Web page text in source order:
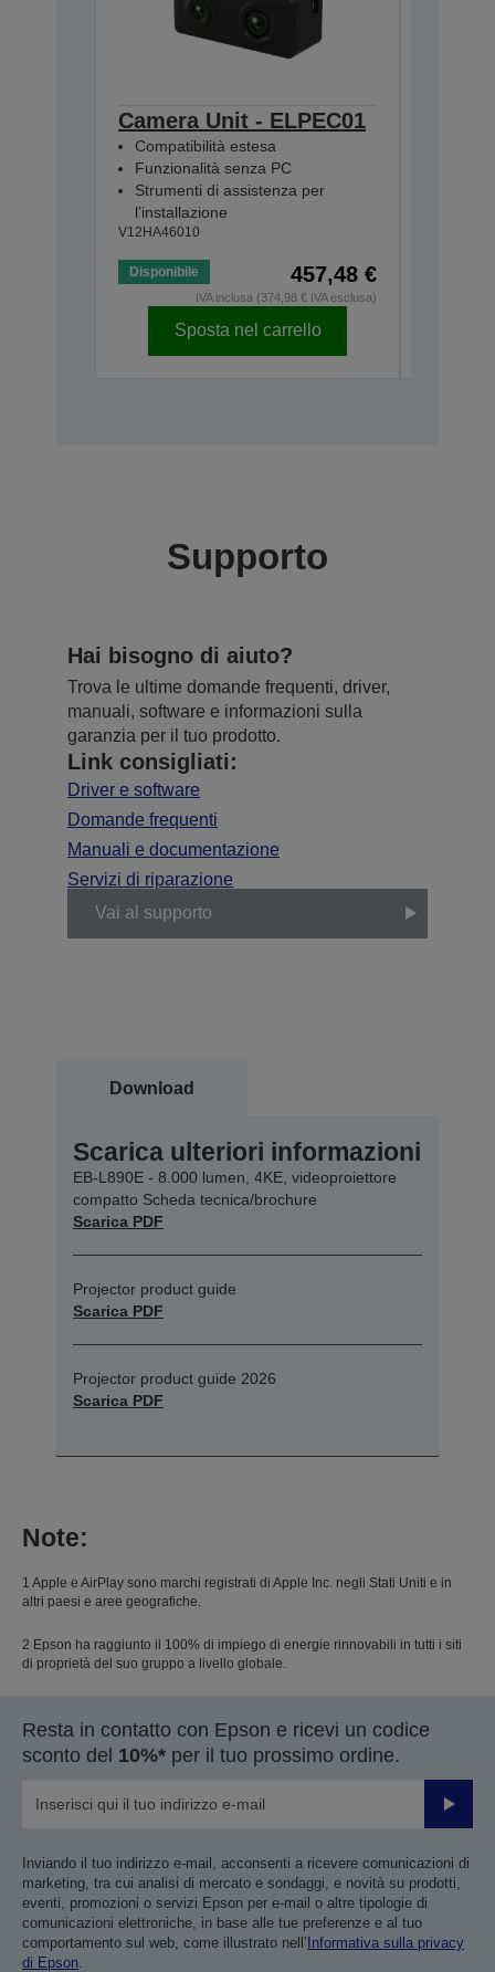
Camera Unit - ELPEC01
Compatibilità estesa
Funzionalità senza PC
Strumenti di assistenza per
l’installazione
V12HA46010
Disponibile 457,48 €
IVA inclusa (374,98 € IVA esclusa)
Sposta nel carrello
Supporto
Hai bisogno di aiuto?
Trova le ultime domande frequenti, driver,
manuali, software e informazioni sulla
garanzia per il tuo prodotto.
Link consigliati:
Driver e software
Domande frequenti
Manuali e documentazione
Servizi di riparazione
Vai al supporto
Download
Scarica ulteriori informazioni
EB-L890E - 8.000 lumen, 4KE, videoproiettore
compatto Scheda tecnica/brochure
Scarica PDF
Projector product guide
Scarica PDF
Projector product guide 2026
Scarica PDF
Note:
1 Apple e AirPlay sono marchi registrati di Apple Inc. negli Stati Uniti e in
altri paesi e aree geografiche.
2 Epson ha raggiunto il 100% di impiego di energie rinnovabili in tutti i siti
di proprietà del suo gruppo a livello globale.
Resta in contatto con Epson e ricevi un codice
sconto del 10%* per il tuo prossimo ordine.
Invia
Inviando il tuo indirizzo e-mail, acconsenti a ricevere comunicazioni di
marketing, tra cui analisi di mercato e sondaggi, e novità su prodotti,
eventi, promozioni o servizi Epson per e-mail o altre tipologie di
comunicazioni elettroniche, in base alle tue preferenze e al tuo
comportamento sul web, come illustrato nell’Informativa sulla privacy
di Epson